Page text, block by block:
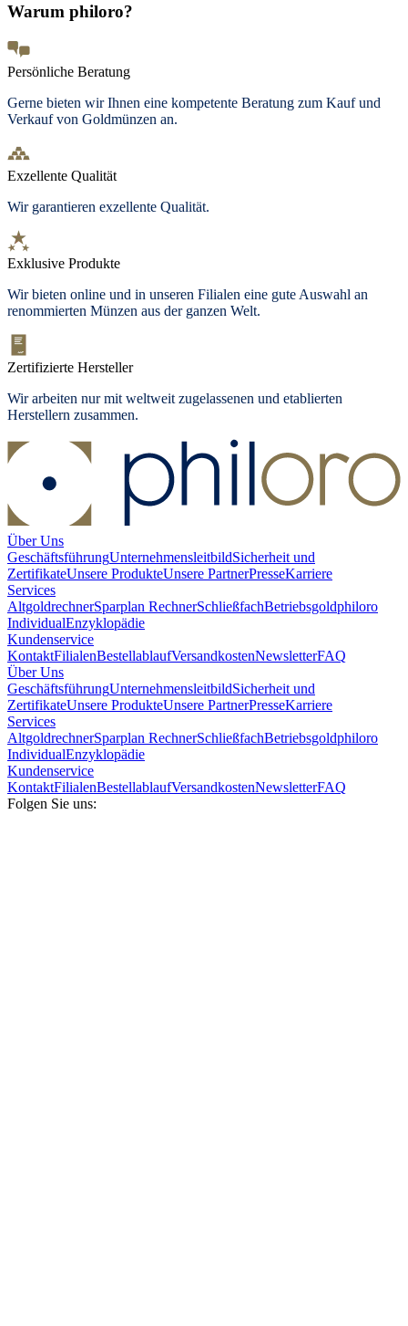
Warum philoro?
Persönliche Beratung
Gerne bieten wir Ihnen eine kompetente Beratung zum Kauf und
Verkauf von Goldmünzen an.
Exzellente Qualität
Wir garantieren exzellente Qualität.
Exklusive Produkte
Wir bieten online und in unseren Filialen eine gute Auswahl an
renommierten Münzen aus der ganzen Welt.
Zertifizierte Hersteller
Wir arbeiten nur mit weltweit zugelassenen und etablierten
Herstellern zusammen.
Über Uns
GeschäftsführungUnternehmensleitbildSicherheit und
ZertifikateUnsere ProdukteUnsere PartnerPresseKarriere
Services
AltgoldrechnerSparplan RechnerSchließfachBetriebsgoldphiloro
IndividualEnzyklopädie
Kundenservice
KontaktFilialenBestellablaufVersandkostenNewsletterFAQ
Über Uns
GeschäftsführungUnternehmensleitbildSicherheit und
ZertifikateUnsere ProdukteUnsere PartnerPresseKarriere
Services
AltgoldrechnerSparplan RechnerSchließfachBetriebsgoldphiloro
IndividualEnzyklopädie
Kundenservice
KontaktFilialenBestellablaufVersandkostenNewsletterFAQ
Folgen Sie uns: